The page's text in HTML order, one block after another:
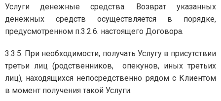
Услуги денежные средства. Возврат указанных
денежных средств осуществляется в порядке,
предусмотренном п.3.2.6. настоящего Договора.
3.3.5. При необходимости, получать Услугу в присутствии
третьи лиц (родственников, опекунов, иных третьих
лиц), находящихся непосредственно рядом с Клиентом
в момент получения такой Услуги.